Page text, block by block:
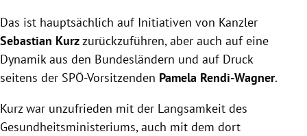
Das ist hauptsächlich auf Initiativen von Kanzler
Sebastian Kurzzurückzuführen, aber auch auf eine
Dynamik aus den Bundesländern und auf Druck
seitens der SPÖ-Vorsitzenden Pamela Rendi-Wagner.
Kurz war unzufrieden mit der Langsamkeit des
Gesundheitsministeriums, auch mit dem dort